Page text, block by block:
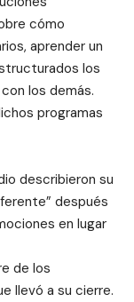
cómo
aprender un
los
los demás.
programas
describieron su
después
en lugar
de los
llevó a su cierre.